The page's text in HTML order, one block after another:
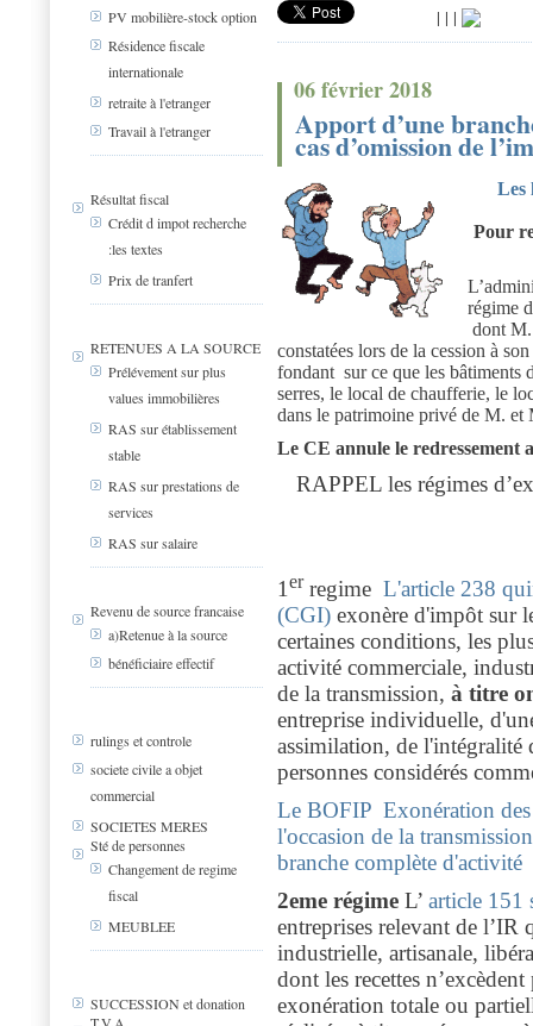
PV mobilière-stock option
Résidence fiscale
internationale
retraite à l'etranger
Travail à l'etranger
Résultat fiscal
Crédit d impot recherche
:les textes
Prix de tranfert
RETENUES A LA SOURCE
Prélévement sur plus
values immobilières
RAS sur établissement
stable
RAS sur prestations de
services
RAS sur salaire
Revenu de source francaise
a)Retenue à la source
bénéficiaire effectif
rulings et controle
societe civile a objet
commercial
SOCIETES MERES
Sté de personnes
Changement de regime
fiscal
MEUBLEE
SUCCESSION et donation
| | |
06 février 2018
Apport d’une
cas d’omission de
Les
Pour
régime
dont M.
constatées lors de la cession à
fondant sur ce que les bâtiments
serres, le local de chaufferie, le
dans le patrimoine privé de M. et
Le CE annule le redressement
RAPPEL les régimes
1erregime L'article 238
(CGI) exonère d'impôt sur
certaines conditions, les
activité commerciale,
de la transmission, à titre
entreprise individuelle,
assimilation, de l'intégralité
personnes considérés
Le BOFIP Exonération des
l'occasion de la
branche complète d'activité
2eme régime L’ article 151
entreprises relevant de
industrielle, artisanale,
dont les recettes
exonération totale ou